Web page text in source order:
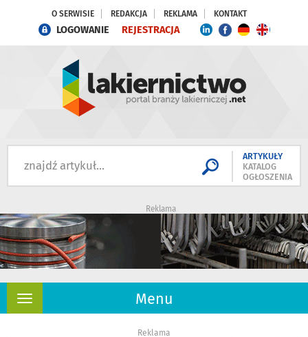
O SERWISIE REDAKCJA REKLAMA KONTAKT
LOGOWANIE REJESTRACJA
ARTYKUŁY
KATALOG
OGŁOSZENIA
Reklama
Menu
Rozwiń
Reklama